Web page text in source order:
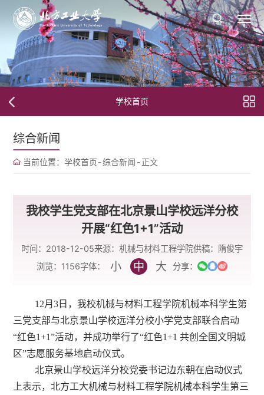
学校首页
综合新闻
当前位置： 学校首页-综合新闻 -正文
我校学生党支部在北京景山学校远洋分校
开展“红色1+1”活动
时间：2018-12-05来源：机械与材料工程学院供稿：隋俊宇
浏览： 1156字体： 小 中 大 分享：
12月3日，我校机械与材料工程学院机械本科学生第
三党支部与北京景山学校远洋分校小学党支部联合启动
“红色1+1”活动，并成功举行了“红色1+1 共创全国文明城
区”志愿服务基地启动仪式。
北京景山学校远洋分校党委书记边东朝在启动仪式
上表示，北方工大机械与材料工程学院机械本科学生第三